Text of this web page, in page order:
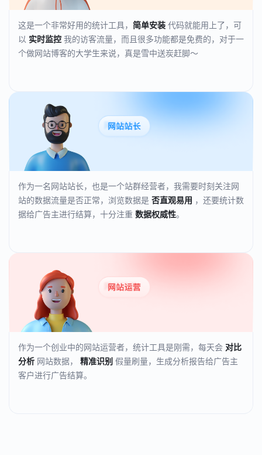
这是一个非常好用的统计工具， 简单安装 代码就能用上了，可
以 实时监控 我的访客流量，而且很多功能都是免费的，对于一
个做网站博客的大学生来说，真是雪中送炭赶脚～
作为一名网站站长，也是一个站群经营者，我需要时刻关注网
站的数据流量是否正常，浏览数据是 否直观易用 ，还要统计数
据给广告主进行结算，十分注重 数据权威性。
作为一个创业中的网站运营者，统计工具是刚需，每天会 对比
分析 网站数据， 精准识别 假量刷量，生成分析报告给广告主
客户进行广告结算。